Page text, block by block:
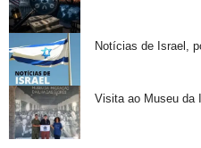
Notícias de Israel,
Visita ao Museu da